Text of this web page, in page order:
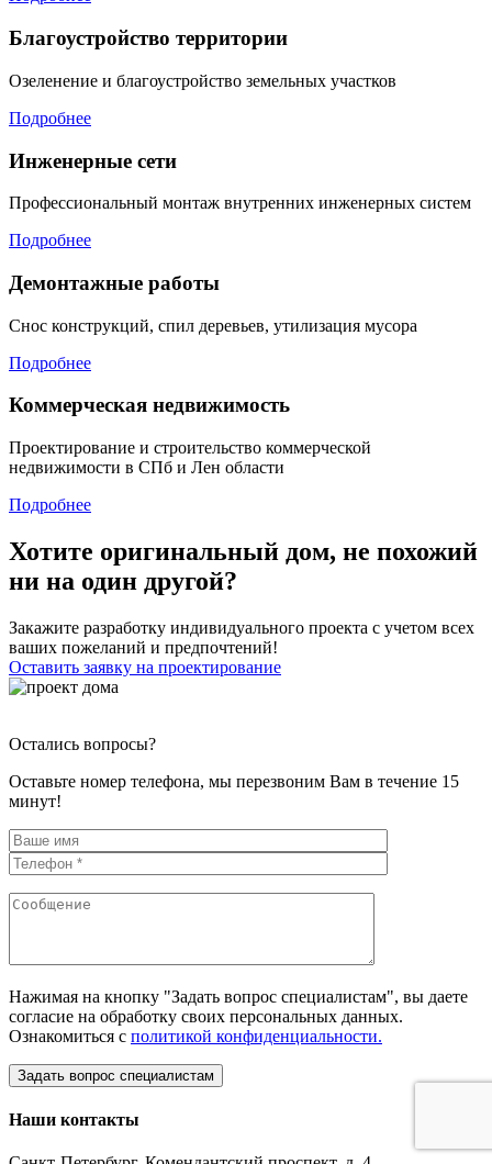
Благоустройство территории
Озеленение и благоустройство земельных участков
Подробнее
Инженерные сети
Профессиональный монтаж внутренних инженерных систем
Подробнее
Демонтажные работы
Снос конструкций, спил деревьев, утилизация мусора
Подробнее
Коммерческая недвижимость
Проектирование и строительство коммерческой
недвижимости в СПб и Лен области
Подробнее
Хотите оригинальный дом, не похожий
ни на один другой?
Закажите разработку индивидуального проекта с учетом всех
ваших пожеланий и предпочтений!
Оставить заявку на проектирование
Остались вопросы?
Оставьте номер телефона, мы перезвоним Вам в течение 15
минут!
Нажимая на кнопку "Задать вопрос специалистам", вы даете
согласие на обработку своих персональных данных.
Ознакомиться с политикой конфиденциальности.
Наши контакты